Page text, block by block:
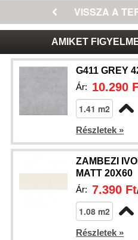
AMIKET
G411 GREY
Ár: 10.290
Részletek »
ZAMBEZI
MATT 20X60
Ár:7.390 Ft
Részletek »